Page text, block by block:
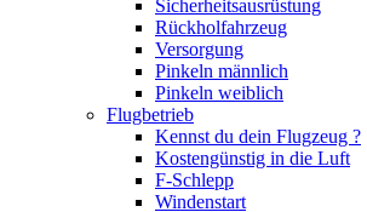
Sicherheitsausrüstung
Rückholfahrzeug
Versorgung
Pinkeln männlich
Pinkeln weiblich
Flugbetrieb
Kennst du dein Flugzeug ?
Kostengünstig in die Luft
F-Schlepp
Windenstart